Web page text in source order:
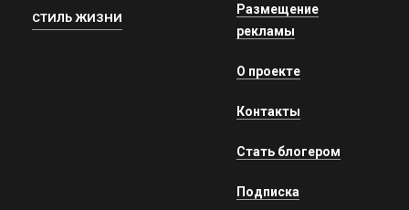
СТИЛЬ ЖИЗНИ
Размещение
рекламы
О проекте
Контакты
Стать блогером
Подписка